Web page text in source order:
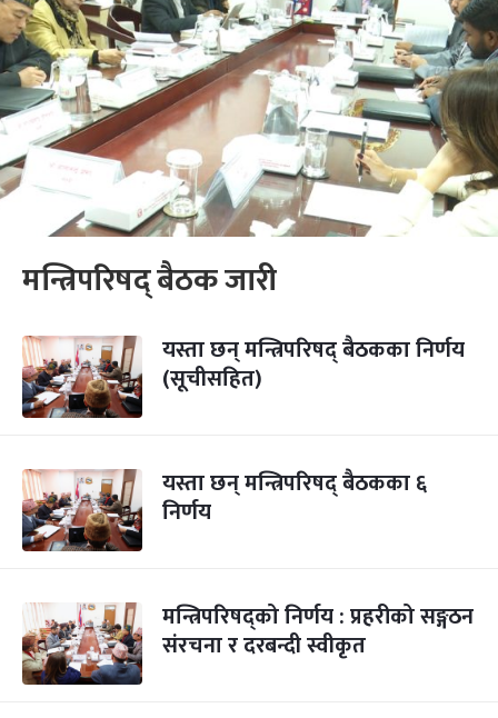
मन्त्रिपरिषद् बैठक जारी
यस्ता छन् मन्त्रिपरिषद् बैठकका निर्णय
(सूचीसहित)
यस्ता छन् मन्त्रिपरिषद् बैठकका ६
निर्णय
मन्त्रिपरिषद्को निर्णय : प्रहरीको सङ्गठन
संरचना र दरबन्दी स्वीकृत